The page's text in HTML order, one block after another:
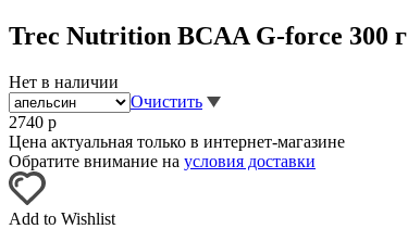
Trec Nutrition BCAA G-force 300 г
Нет в наличии
Очистить
2740 р
Цена актуальная только в интернет-магазине
Обратите внимание на условия доставки
Add to Wishlist